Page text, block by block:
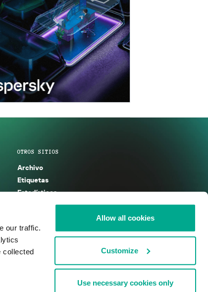
our traffic.
collected
Allow all cookies
Customize
Use necessary cookies only
OTROS SITIOS
Archivo
Etiquetas
Estadísticas
Enciclopedia
KSB 2025
Acuerdo de licencia Cookies